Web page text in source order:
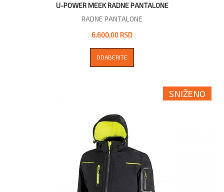
U-POWER MEEK RADNE PANTALONE
RADNE PANTALONE
6.600,00 RSD
ODABERITE
SNIŽENO